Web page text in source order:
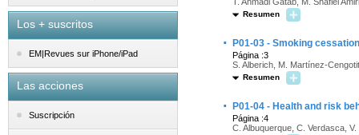
Los + suscritos
EM|Revues sur iPhone/iPad
Las acciones
Suscripción
Resumen
· P01-03 - Smoking
Página :3
S. Alberich, M. Martínez-
Resumen
· P01-04 - Health and risk
Página :4
C. Albuquerque, C. Verdasca,